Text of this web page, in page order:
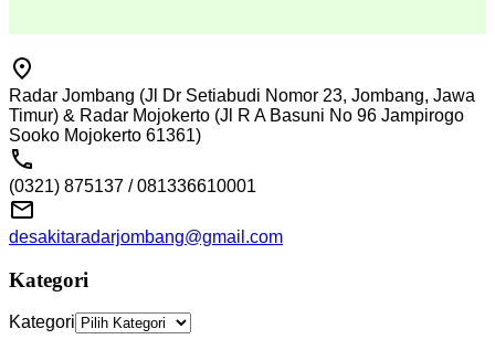
Radar Jombang (Jl Dr Setiabudi Nomor 23, Jombang, Jawa
Timur) & Radar Mojokerto (Jl R A Basuni No 96 Jampirogo
Sooko Mojokerto 61361)
(0321) 875137 / 081336610001
desakitaradarjombang@gmail.com
Kategori
Kategori